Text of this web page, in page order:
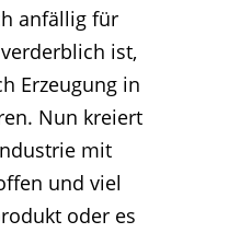
anfällig für
ist,
Erzeugung in
Nun kreiert
mit
und viel
oder es